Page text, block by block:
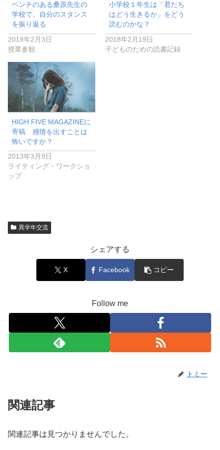
ベンチのある桑原先生の
学校で、自分のスタンス
を振り返る
2018年2月3日
授業参観
小学校１年生は「君たち
はどう生きるか」をどう
読むのかな？
2018年2月19日
子どものための読書記録
HIGH FIVE MAGAZINEに
寄稿 感情を出すことは
怖いですか？
2013年3月9日
ライティング・ワークショ
ップ
異学年交流
シェアする
X Facebook コピー
Follow me
トミー
関連記事
関連記事は見つかりませんでした。